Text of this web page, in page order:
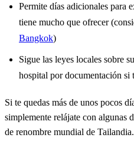
Permite días adicionales para
tiene mucho que ofrecer
Bangkok)
Sigue las leyes locales sobre
hospital por documentación si
Si te quedas más de unos pocos
simplemente relájate con algunas
de renombre mundial de